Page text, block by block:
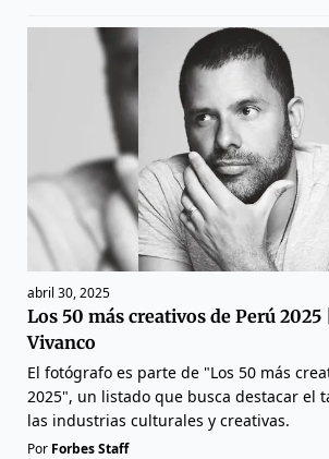
abril 30, 2025
Los 50 más creativos de Perú
Vivanco
El fotógrafo es parte de "Los 50 más
2025", un listado que busca destacar el
las industrias culturales y creativas.
Por Forbes Staff